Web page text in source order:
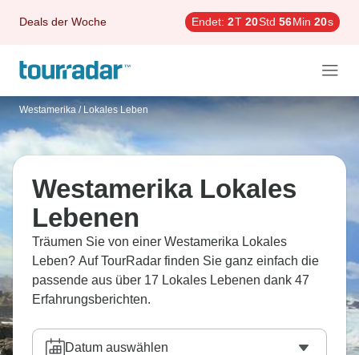
Deals der Woche Endet: 2T 20Std 56Min 18s
Westamerika / Lokales Leben
Westamerika Lokales
Lebenen
Träumen Sie von einer Westamerika Lokales
Leben? Auf TourRadar finden Sie ganz einfach die
passende aus über 17 Lokales Lebenen dank 47
Erfahrungsberichten.
Datum auswählen